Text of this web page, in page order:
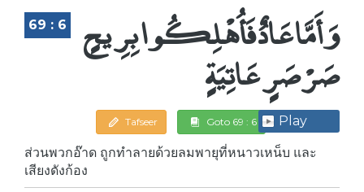
69 : 6 وَأَمَّا عَادٌ فَأُهْلِكُوا بِرِيحٍ
صَرْصَرٍ عَاتِيَةٍ
Tafseer Goto 69 : 6 Play
ส่วนพวกอ๊าด ถูกทำลายด้วยลมพายุที่หนาวเหน็บ และ
เสียงดังก้อง